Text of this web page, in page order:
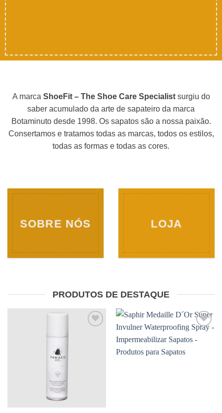
A marca ShoeFit – The Shoe Care Specialistsurgiu do
saber acumulado da arte de sapateiro da marca
Botaminuto desde 1998. Os sapatos são a nossa paixão.
Consertamos e tratamos todas as marcas, todos os estilos,
todas as formas e todas as cores.
SOBRE NÓS LOJA
PRODUTOS DE DESTAQUE
à wishlist